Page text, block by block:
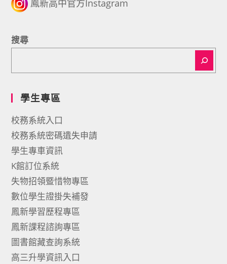
鳳新高中官方Instagram
搜尋
學生專區
校務系統入口
校務系統密碼遺失申請
學生專車資訊
K館訂位系統
失物招領暨惜物專區
數位學生證掛失補發
鳳新學習歷程專區
鳳新課程諮詢專區
圖書館藏查詢系統
高三升學資訊入口